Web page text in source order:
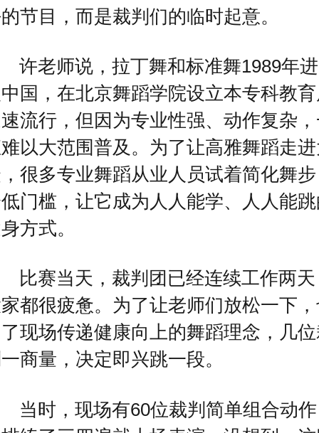
节目，而是裁判们的临时起意。
许老师说，拉丁舞和标准舞1989年进
国，在北京舞蹈学院设立本专科教
流行，但因为专业性强、动作复杂
以大范围普及。为了让高雅舞蹈走
很多专业舞蹈从业人员试着简化舞步
门槛，让它成为人人能学、人人能跳
方式。
比赛当天，裁判团已经连续工作两天
都很疲惫。为了让老师们放松一下
现场传递健康向上的舞蹈理念，几
商量，决定即兴跳一段。
当时，现场有60位裁判简单组合动作